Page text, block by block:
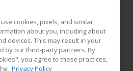
RESOURCES
Student Blog
cookies, pixels, and similar
about you, including about
devices. This may result in your
by our third-party partners. By
you agree to these practices,
Privacy Policy